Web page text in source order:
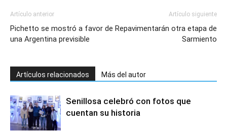
Artículo anterior
Pichetto se mostró a favor de
una Argentina previsible
Artículo siguiente
Repavimentarán otra etapa de
Sarmiento
Artículos relacionados Más del autor
Senillosa celebró con fotos que
cuentan su historia